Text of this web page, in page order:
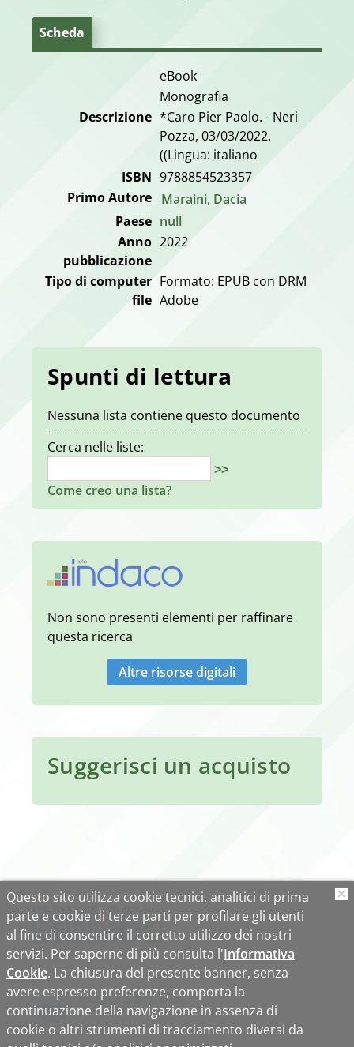
Scheda
eBook
Monografia
Descrizione *Caro Pier Paolo. - Neri
Pozza, 03/03/2022.
((Lingua: italiano
ISBN 9788854523357
Primo Autore Maraini, Dacia
Paese null
Anno
pubblicazione
2022
Tipo di computer
file
Formato: EPUB con DRM
Adobe
Spunti di lettura
Nessuna lista contiene questo documento
Cerca nelle liste:
>>
Come creo una lista?
Non sono presenti elementi per raffinare
questa ricerca
Altre risorse digitali
Suggerisci un acquisto
Questo sito utilizza cookie tecnici, analitici di prima
parte e cookie di terze parti per profilare gli utenti
al fine di consentire il corretto utilizzo dei nostri
servizi. Per saperne di più consulta l'Informativa
Cookie. La chiusura del presente banner, senza
avere espresso preferenze, comporta la
continuazione della navigazione in assenza di
cookie o altri strumenti di tracciamento diversi da